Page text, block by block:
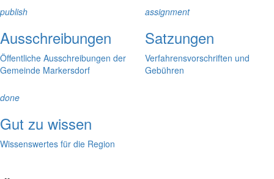
publish
Ausschreibungen
Öffentliche Ausschreibungen der
Gemeinde Markersdorf
assignment
Satzungen
Verfahrensvorschriften und
Gebühren
done
Gut zu wissen
Wissenswertes für die Region